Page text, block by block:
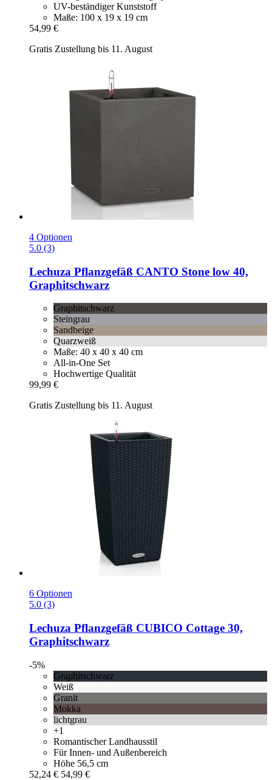
UV-beständiger Kunststoff
Maße: 100 x 19 x 19 cm
54,99 €
Gratis Zustellung bis 11. August
4 Optionen
5.0 (3)
Lechuza Pflanzgefäß CANTO Stone low 40,
Graphitschwarz
Graphitschwarz
Steingrau
Sandbeige
Quarzweiß
Maße: 40 x 40 x 40 cm
All-in-One Set
Hochwertige Qualität
99,99 €
Gratis Zustellung bis 11. August
6 Optionen
5.0 (3)
Lechuza Pflanzgefäß CUBICO Cottage 30,
Graphitschwarz
-5%
Graphitschwarz
Weiß
Granit
Mokka
lichtgrau
+1
Romantischer Landhausstil
Für Innen- und Außenbereich
Höhe 56,5 cm
52,24 € 54,99 €